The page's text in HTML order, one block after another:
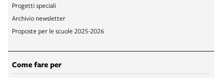
Progetti speciali
Archivio newsletter
Proposte per le scuole 2025-2026
Come fare per